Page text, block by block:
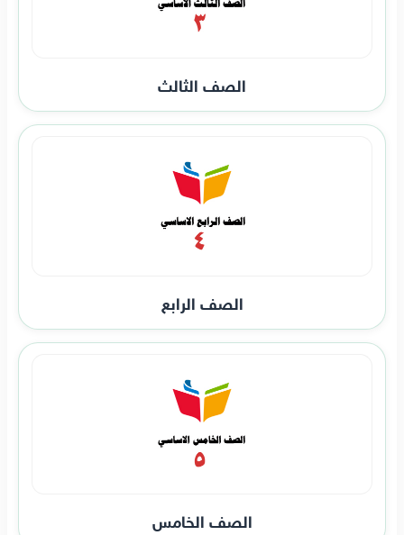
الصف الثالث
الصف الرابع
الصف الخامس